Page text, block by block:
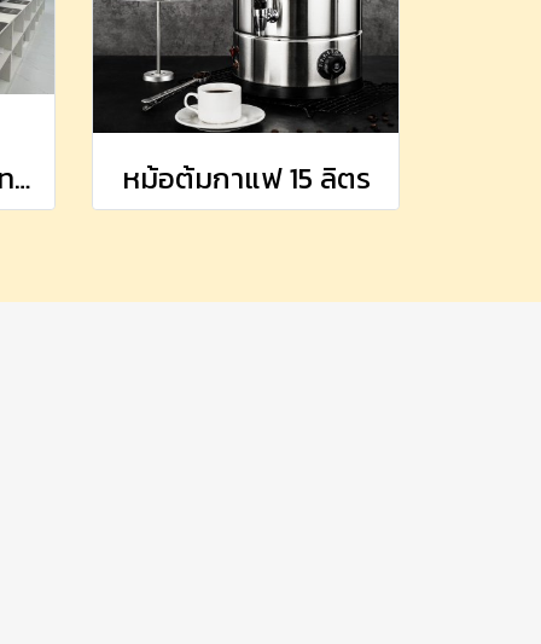
อ่างอุ่นอาหารไฟฟ้า ทรงเหลี่ยม (จุ 9 ลิตร) หม้อต้มกาแฟ 15 ลิตร